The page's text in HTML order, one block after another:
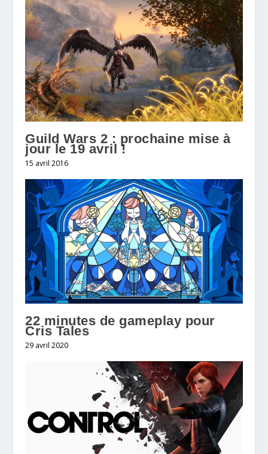
Guild Wars 2 : prochaine mise à
jour le 19 avril !
15 avril 2016
22 minutes de gameplay pour
Cris Tales
29 avril 2020